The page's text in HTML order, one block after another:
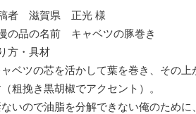
者 滋賀県 正光 様
の品の名前 キャベツの豚巻き
方・具材
ベツの芯を活かして葉を巻き、その
粗挽き黒胡椒でアクセント）。
いので油脂を分解できない俺のため